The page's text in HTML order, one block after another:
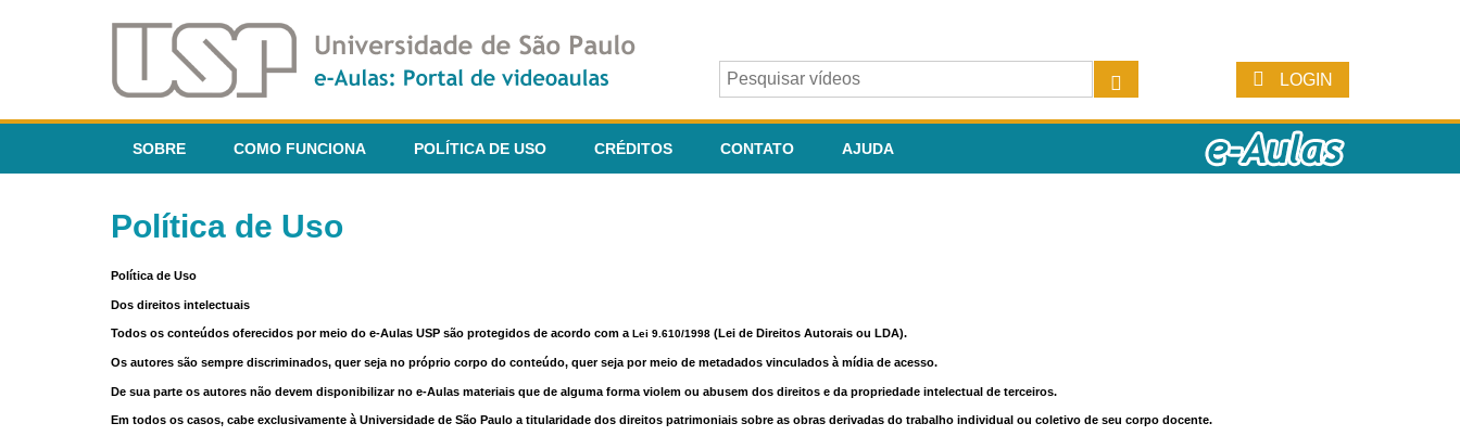
LOGIN
SOBRE COMO FUNCIONA POLÍTICA DE USO CRÉDITOS CONTATO AJUDA
Política de Uso
Política de Uso
Dos direitos intelectuais
Todos os conteúdos oferecidos por meio do e-Aulas USP são protegidos de acordo com a Lei 9.610/1998 (Lei de Direitos Autorais ou LDA).
Os autores são sempre discriminados, quer seja no próprio corpo do conteúdo, quer seja por meio de metadados vinculados à mídia de acesso.
De sua parte os autores não devem disponibilizar no e-Aulas materiais que de alguma forma violem ou abusem dos direitos e da propriedade intelectual de terceiros.
Em todos os casos, cabe exclusivamente à Universidade de São Paulo a titularidade dos direitos patrimoniais sobre as obras derivadas do trabalho individual ou coletivo de seu corpo docente.